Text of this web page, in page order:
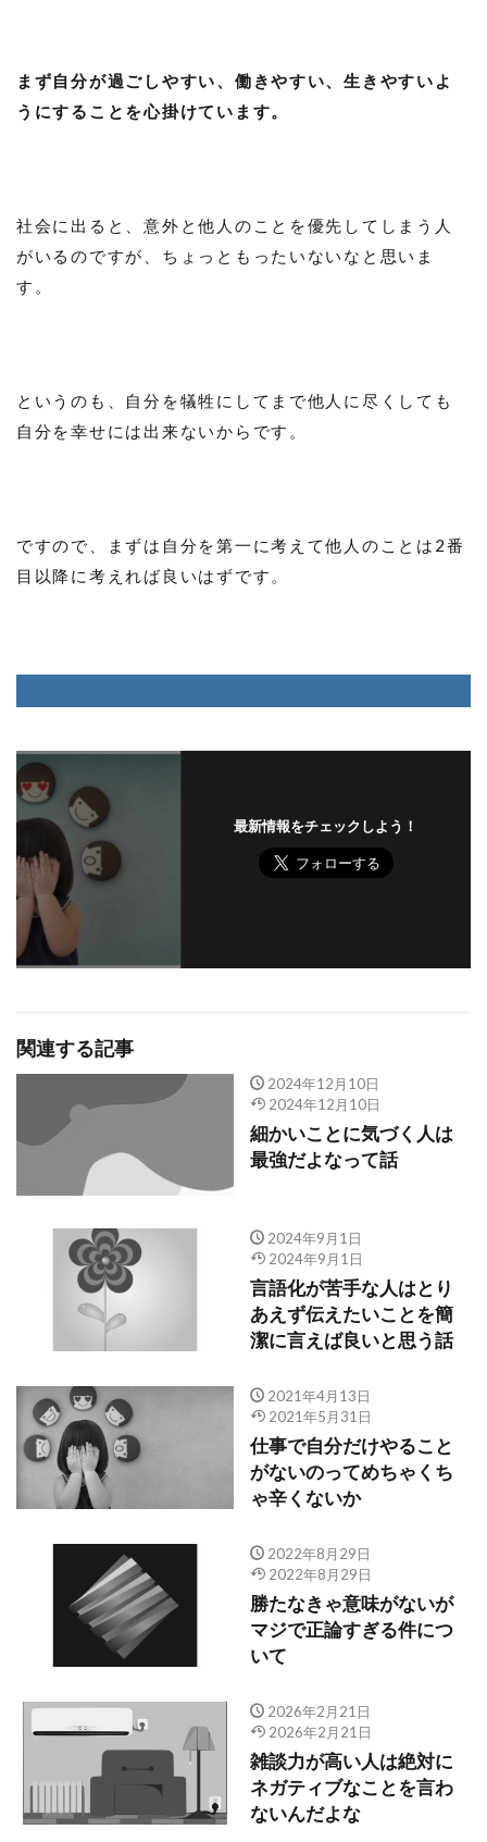
まず自分が過ごしやすい、働きやすい、生きやすいよ
うにすることを心掛けています。
社会に出ると、意外と他人のことを優先してしまう人
がいるのですが、ちょっともったいないなと思いま
す。
というのも、自分を犠牲にしてまで他人に尽くしても
自分を幸せには出来ないからです。
ですので、まずは自分を第一に考えて他人のことは2番
目以降に考えれば良いはずです。
最新情報をチェックしよう！
関連する記事
2024年12月10日
2024年12月10日
細かいことに気づく人は
最強だよなって話
2024年9月1日
2024年9月1日
言語化が苦手な人はとり
あえず伝えたいことを簡
潔に言えば良いと思う話
2021年4月13日
2021年5月31日
仕事で自分だけやること
がないのってめちゃくち
ゃ辛くないか
2022年8月29日
2022年8月29日
勝たなきゃ意味がないが
マジで正論すぎる件につ
いて
2026年2月21日
2026年2月21日
雑談力が高い人は絶対に
ネガティブなことを言わ
ないんだよな